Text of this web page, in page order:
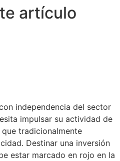
artículo
independencia del sector
impulsar su actividad de
tradicionalmente
Destinar una inversión
estar marcado en rojo en la